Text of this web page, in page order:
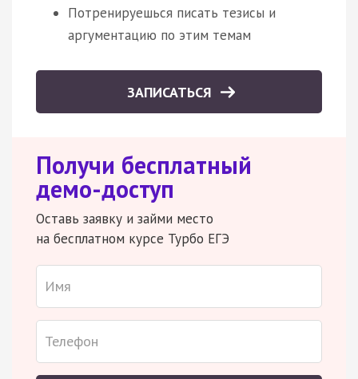
Потренируешься писать тезисы и
аргументацию по этим темам
ЗАПИСАТЬСЯ
Получи бесплатный
демо-доступ
Оставь заявку и займи место
на бесплатном курсе Турбо ЕГЭ